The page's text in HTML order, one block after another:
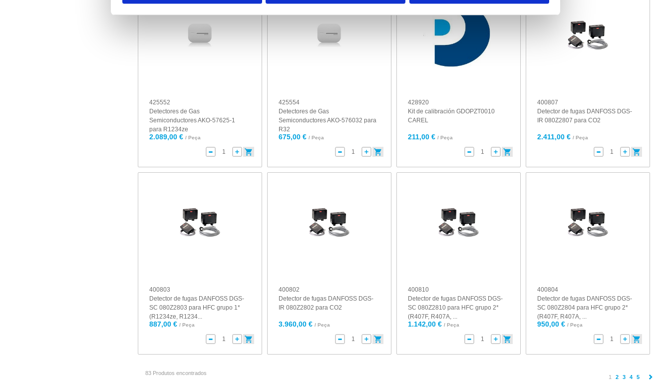
425552
Detectores de Gas
Semiconductores AKO-57625-1
para R1234ze
2.089,00 € / Peça
425554
Detectores de Gas
Semiconductores AKO-576032 para
R32
675,00 € / Peça
428920
Kit de calibración GDOPZT0010
CAREL
211,00 € / Peça
400807
Detector de fugas DANFOSS DGS-
IR 080Z2807 para CO2
2.411,00 € / Peça
400803
Detector de fugas DANFOSS DGS-
SC 080Z2803 para HFC grupo 1*
(R1234ze, R1234...
887,00 € / Peça
400802
Detector de fugas DANFOSS DGS-
IR 080Z2802 para CO2
3.960,00 € / Peça
400810
Detector de fugas DANFOSS DGS-
SC 080Z2810 para HFC grupo 2*
(R407F, R407A, ...
1.142,00 € / Peça
400804
Detector de fugas DANFOSS DGS-
SC 080Z2804 para HFC grupo 2*
(R407F, R407A, ...
950,00 € / Peça
83 Produtos encontrados
1 (current)
2 3 4 5